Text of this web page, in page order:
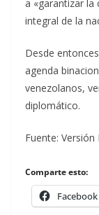
a «garantizar la
integral de la
Desde
agenda
venezolanos,
diplomático.
Fuente: Versión
Comparte esto:
Facebook